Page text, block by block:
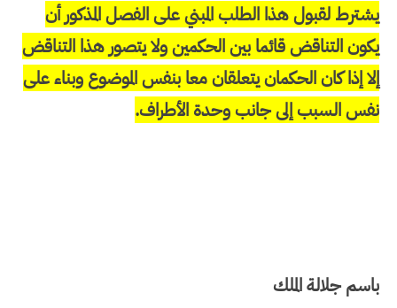
يشترط لقبول هذا الطلب المبني على الفصل المذكور أن
يكون التناقض قائما بين الحكمين ولا يتصور هذا التناقض
إلا إذا كان الحكمان يتعلقان معا بنفس الموضوع وبناء على
نفس السبب إلى جانب وحدة الأطراف.
باسم جلالة الملك